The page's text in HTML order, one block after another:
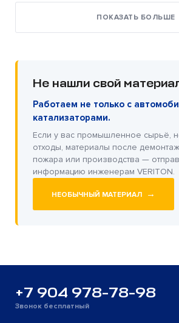
ПОКАЗАТЬ БОЛЬШЕ
Не нашли свой
Работаем не только с
катализаторами.
Если у вас промышленное сырьё,
отходы, материалы после
пожара или производства —
информацию инженерам VERITON.
НЕОБЫЧНЫЙ МАТЕРИАЛ →
+7 904 978-78-98
Звонок бесплатный